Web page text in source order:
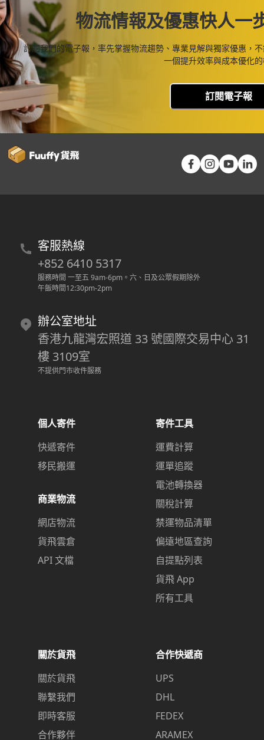
物流情報及優惠快人一
訂閱我們的電子報，率先掌握物流趨勢、專業見解與獨家優惠，
一個提升效率與成本優化
訂閱電子報
客服熱線
+852 6410 5317
服務時間 一至五 9am-6pm 。 六、日及公眾假期除外
午飯時間12:30pm-2pm
辦公室地址
香港九龍灣宏照道 33 號國際交易中心 31
樓 3109室
不提供門市收件服務
個人寄件
快遞寄件
移民搬運
商業物流
網店物流
貨飛雲倉
API 文檔
寄件工具
運費計算
運單追蹤
電池轉換器
關稅計算
禁運物品清單
偏遠地區查詢
自提點列表
貨飛 App
所有工具
關於貨飛
關於貨飛
聯繫我們
即時客服
合作夥伴
合作快遞商
UPS
DHL
FEDEX
ARAMEX